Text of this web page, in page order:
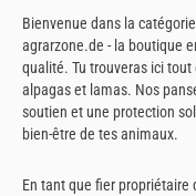
Bienvenue dans la
agrarzone.de - la boutique
qualité. Tu trouveras ici
alpagas et lamas. Nos
soutien et une protection
bien-être de tes animaux.
En tant que fier propriétaire